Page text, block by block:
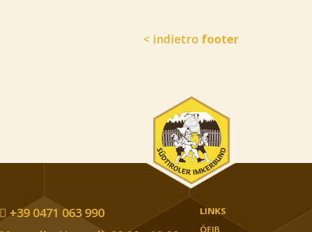
< indietro footer
+39 0471 063 990
LINKS
ÖEIB